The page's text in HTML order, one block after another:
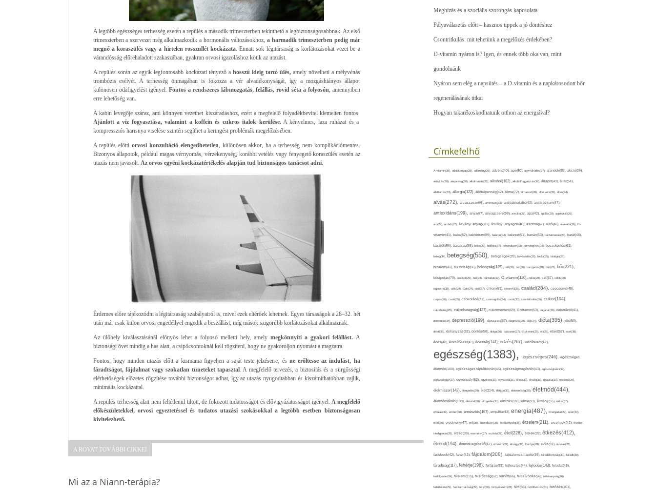
A legtöbb egészséges terhesség esetén a repülés a második trimeszterben tekinthető a legbiztonságosabbnak. Az első
trimeszterben a szervezet még alkalmazkodik a hormonális változásokhoz, a harmadik trimeszterben pedig már
megnő a koraszülés vagy a hirtelen rosszullét kockázata. Emiatt sok légitársaság is korlátozásokat vezet be a
várandósság előrehaladott szakaszában, gyakran orvosi igazoláshoz kötik az utazást.
A repülés során az egyik legfontosabb kockázati tényező a hosszú ideig tartó ülés, amely növelheti a mélyvénás
trombózis esélyét. A terhesség önmagában is fokozza a vér alvadékonyságát, így a mozgáshiányos állapot
különösen odafigyelést igényel. Fontos a rendszeres lábmozgatás, felállás, rövid séta a folyosón , amennyiben
erre lehetőség van.
A kabin levegője száraz, ami könnyen vezethet kiszáradáshoz, ezért a megfelelő folyadékbevitel kiemelten fontos.
Ajánlott a víz fogyasztása, valamint a koffein és cukros italok kerülése.A kényelmes, laza ruházat és a
kompressziós harisnya viselése szintén segíthet a keringési problémák megelőzésében.
A repülés előtti orvosi konzultáció elengedhetetlen , különösen akkor, ha a terhesség nem komplikációmentes.
Bizonyos állapotok, például magas vérnyomás, vérzékenység, korábbi vetélés vagy fenyegető koraszülés esetén az
utazás nem javasolt. Az orvos egyéni kockázatértékelés alapján tud biztonságos tanácsot adni.
Érdemes előre tájékozódni a légitársaság szabályairól is, mivel ezek eltérőek lehetnek. Egyes társaságok a 28–32. hét
után már csak külön orvosi engedéllyel engedik a beszállást, míg mások szigorúbb korlátozásokat alkalmaznak.
Az ülőhely kiválasztásánál előnyös lehet a folyosó melletti hely, amelymegkönnyíti a gyakori felállást. A
biztonsági övet mindig a has alatt, a csípőcsontoknál kell rögzíteni, hogy ne gyakoroljon nyomást a magzatra.
Fontos, hogy minden utazás előtt a kismama figyeljen a saját teste jelzéseire, és ne erőltesse az indulást, ha
fáradtságot, fájdalmat vagy szokatlan tüneteket tapasztal . A megfelelő tervezés, a biztosítás és a sürgősségi
elérhetőségek előzetes rögzítése további biztonságot adhat, így az utazás nyugodtabban és kiszámíthatóbban zajlik,
minimális kockázattal.
A repülés terhesség alatt nem feltétlenül tiltott, de fokozott tudatosságot és elővigyázatosságot igényel. A megfelelő
előkészületekkel, orvosi egyeztetéssel és tudatos utazási szokásokkal a legtöbb esetben biztonságosan
kivitelezhető.
A ROVAT TOVÁBBI CIKKEI
Mi az a Niann-terápia?
Meghízás és a szociális szorongás kapcsolata
Pályaválasztás előtt – hasznos tippek a jó döntéshez
Csontritkulás: mit tehetünk a megelőzés érdekében?
D-vitamin nyáron is? Igen, és ennek több oka van, mint
gondolnánk
Nyáron sem elég a napsütés – a D-vitamin és a napkárosodott bőr
regenerálásának titkai
Hogyan takarékoskodhatunk otthon az energiával?
Címkefelhő
A-vitamin(36), adalékanyag(28), adomány(26), advent(40), agy(80), agyműködés(27), ajándék(95), akció(39),
aktivitás(30), alapanyag(30), alkalmazás(28), alkohol(182), alkoholfogyasztás(36), állapot(43), állat(54),
állattartás(33), allergia(122), állóképesség(42), Alma(72), almaecet(26), aloe vera(33), álom(34),
alvás(272), alvászavar(66), aminosav(33), antibakteriális(42), antibiotikum(47),
antioxidáns(199), anya(67), anyagcsere(99), anyuka(27), apa(42), ápolás(29), applikáció(26),
arc(29), arcbőr(27), ásványi anyag(111), ásványi anyagok(40), asztma(47), autó(46), avokádó(36), B-
vitamin(41), baba(82), baktérium(89), balaton(34), baleset(51), banán(53), bántalmazás(24), barát(48),
barátok(50), barátság(58), béke(29), bélflóra(37), bélrendszer(33), bemelegítés(24), beszélgetés(61),
beteg(34), betegség(550), betegségek(39), bevásárlás(28), bicikli(25), biológia(25),
bizalom(41), biztonság(66), boldogság(125), bolt(31), bor(36), borogatás(28), böjt(27), bőr(221),
bőrápolás(70), brokkoli(29), buli(24), bűntudat(32), C-vitamin(120), cékla(28), cél(57), célok(30),
cigaretta(38), cikk(24), Cink(24), cipő(37), citrom(61), citromfű(26), család(284), csecsemő(45),
csípés(26), csoki(35), csokoládé(71), csomagolás(24), csont(33), csontritkulás(36), cukor(194),
cukorbeteg(25), cukorbetegség(137), cukormentes(69), D-vitamin(53), daganat(36), dekoráció(41),
demencia(34), depresszió(199), desszert(67), diagnózis(28), diák(24), diéta(395), dió(50),
divat(38), dohányzás(92), döntés(58), drága(26), duzzanat(27), E-vitamin(25), eb(26), ebéd(57), ecet(38),
édes(42), édesítőszer(43), édesség(141), edzés(267), edzőterem(42),
egészség(1383), egészséges(246), egészséges
életmód(100), egészséges táplálkozás(45), egészségmegőrzés(43), egészségtelen(32),
egészségügy(27), egyensúly(63), egyetem(30), egyszerű(31), éhes(30), éhség(38), éjszaka(33), ekcéma(26),
élelmiszer(142), elengedés(29), élet(114), életkor(30), életminőség(30), életmód(444),
életmódváltás(109), életvitel(28), elfogadás(30), elhízás(110), elme(93), élmény(55), előny(37),
elvárás(32), ember(38), emésztés(167), empátia(43), energia(487), Energiaital(29), eper(30),
erdő(36), eredmény(47), erő(36), érrendszer(36), érzékenység(36), érzelem(211), érzelmek(42), érzelmi
intelligencia(28), érzés(39), esemény(27), eszköz(28), étel(228), ételek(39), étkezés(412),
étrend(194), étrendkiegészítő(47), étterem(24), étvágy(34), Európa(28), evés(92), évszak(28),
facebook(42), fahéj(43), fájdalom(308), fájdalomcsillapító(39), fáradékonyság(30), fáradt(28),
fáradtság(117), fehérje(198), fejfájás(93), fejlesztés(44), fejlődés(143), feladat(46),
feldolgozás(24), félelem(115), felelősség(62), felnőtt(66), felszívódás(56), féltékenység(26),
feltöltődés(29), fenntarthatóság(29), fény(36), fényvédelem(28), férfi(86), fertőtlenítés(31), fertőzés(101),